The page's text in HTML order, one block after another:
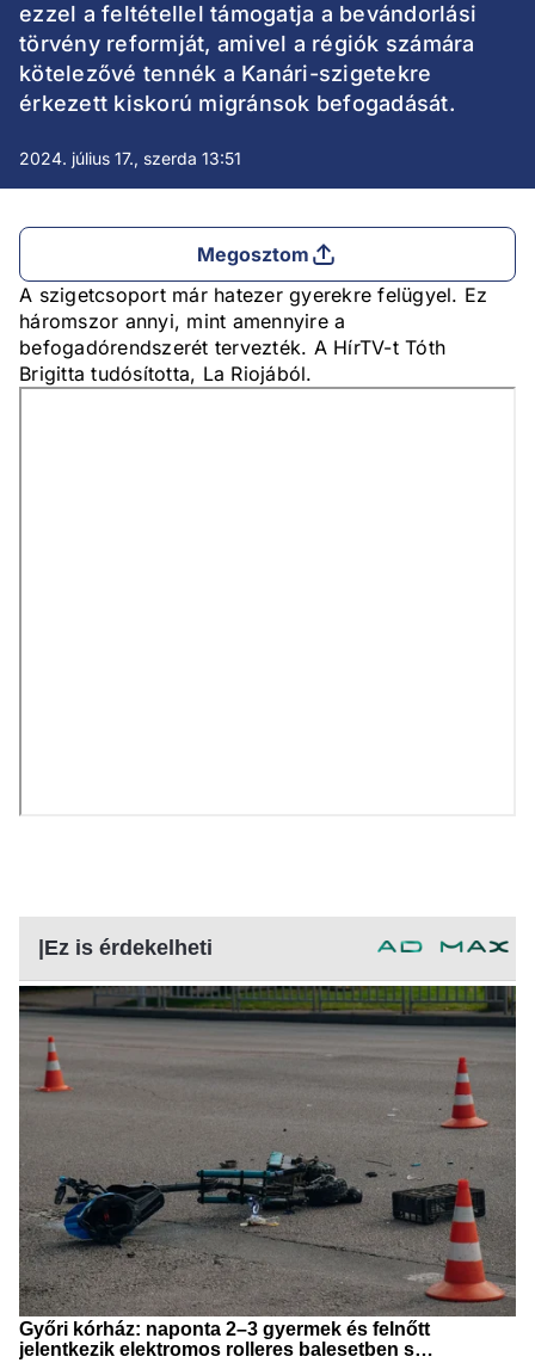
ezzel a feltétellel támogatja a bevándorlási
törvény reformját, amivel a régiók számára
kötelezővé tennék a Kanári-szigetekre
érkezett kiskorú migránsok befogadását.
2024. július 17., szerda 13:51
Megosztom
A szigetcsoport már hatezer gyerekre felügyel. Ez
háromszor annyi, mint amennyire a
befogadórendszerét tervezték. A HírTV-t Tóth
Brigitta tudósította, La Riojából.